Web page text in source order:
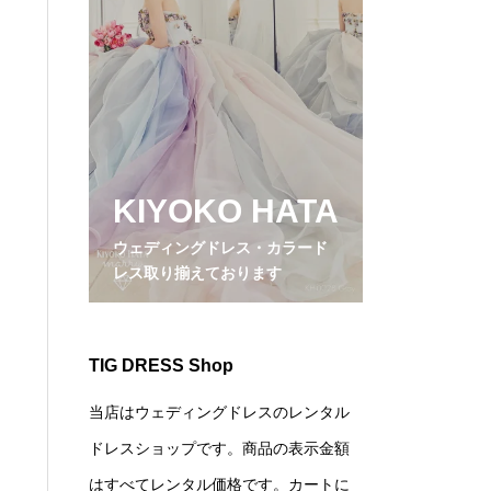
KIYOKO HATA
ウェディングドレス・カラード
レス取り揃えております
TIG DRESS Shop
当店はウェディングドレスのレンタル
ドレスショップです。商品の表示金額
はすべてレンタル価格です。カートに